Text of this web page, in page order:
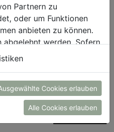
im historischen
und spart bis zu 40 Prozent
bei Nennung honorarfrei)
DOWNLOAD
Partnern zu
oder um Funktionen
anbieten zu können.
abgelehnt werden. Sofern
nutzen, geben Sie
Cookies erlauben
Alle Cookies erlauben